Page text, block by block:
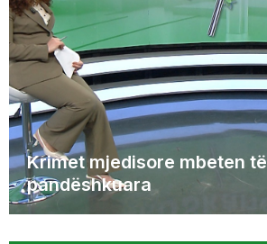
Krimet mjedisore mbeten të
pandëshkuara